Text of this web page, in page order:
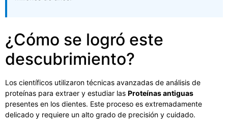
¿Cómo se logró este
descubrimiento?
Los científicos utilizaron técnicas avanzadas de análisis de
proteínas para extraer y estudiar las Proteínas antiguas
presentes en los dientes. Este proceso es extremadamente
delicado y requiere un alto grado de precisión y cuidado.